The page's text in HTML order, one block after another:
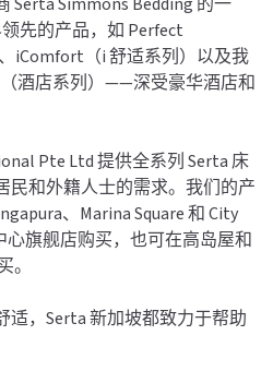
先的产品，如 Perfect
iComfort（i 舒适系列）以及我
酒店系列）——深受豪华酒店和
Pte Ltd 提供全系列 Serta 床
民和外籍人士的需求。我们的产
、Marina Square 和 City
心旗舰店购买，也可在高岛屋和
。
适，Serta 新加坡都致力于帮助